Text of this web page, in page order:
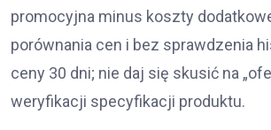
promocyjna minus koszty
porównania cen i bez sprawdzenia
ceny 30 dni; nie daj się skusić na
weryfikacji specyfikacji produktu.